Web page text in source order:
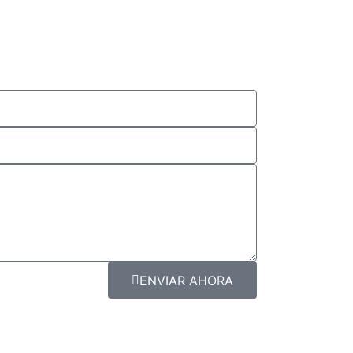
ENVIAR AHORA